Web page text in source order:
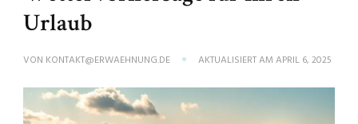
Urlaub
VON KONTAKT@ERWAEHNUNG.DE AKTUALISIERT AM APRIL 6, 2025